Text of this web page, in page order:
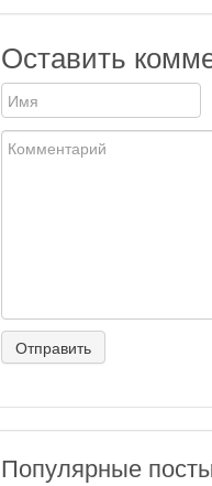
Оставить
Популярные